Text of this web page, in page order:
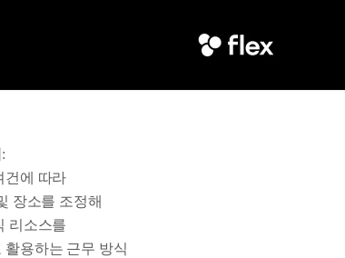
:
건에 따라
장소를 조정해
리소스를
활용하는 근무 방식